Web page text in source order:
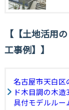
【土地活用
工事例】
名古屋市天白区
ド木目調の木
具付モデルルー